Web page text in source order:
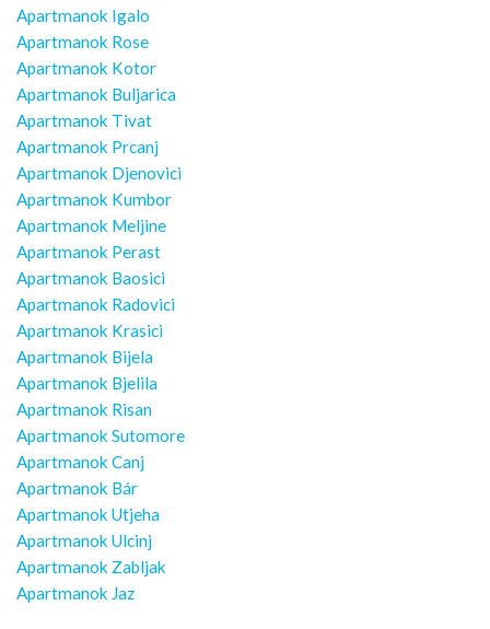
Apartmanok Igalo
Apartmanok Rose
Apartmanok Kotor
Apartmanok Buljarica
Apartmanok Tivat
Apartmanok Prcanj
Apartmanok Djenovici
Apartmanok Kumbor
Apartmanok Meljine
Apartmanok Perast
Apartmanok Baosici
Apartmanok Radovici
Apartmanok Krasici
Apartmanok Bijela
Apartmanok Bjelila
Apartmanok Risan
Apartmanok Sutomore
Apartmanok Canj
Apartmanok Bár
Apartmanok Utjeha
Apartmanok Ulcinj
Apartmanok Zabljak
Apartmanok Jaz